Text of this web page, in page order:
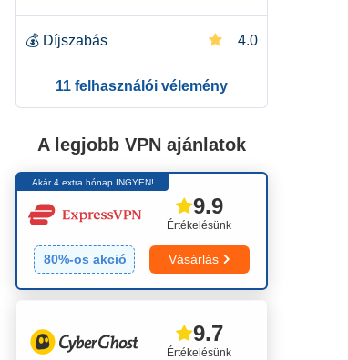
💰 Díjszabás 4.0
11 felhasználói vélemény
A legjobb VPN ajánlatok
Akár 4 extra hónap INGYEN!
Értékelésünk
9.9
80%-os akció Vásárlás
Értékelésünk
9.7